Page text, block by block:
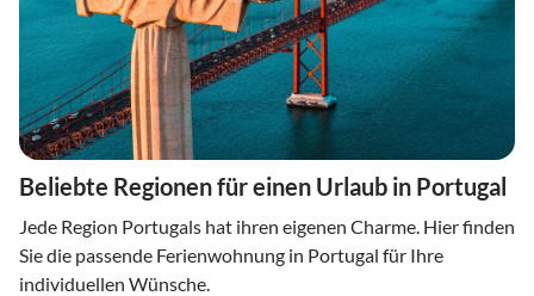
Beliebte Regionen für einen Urlaub in Portugal
Jede Region Portugals hat ihren eigenen Charme. Hier finden
Sie die passende Ferienwohnung in Portugal für Ihre
individuellen Wünsche.